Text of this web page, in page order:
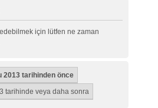
için lütfen ne zaman